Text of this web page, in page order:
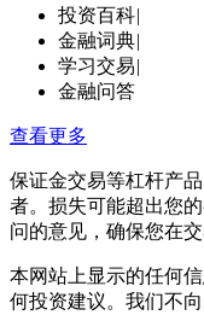
投资百科|
金融词典|
学习交易|
金融问答
查看更多
保证金交易等杠杆产
者。损失可能超出您
问的意见，确保您在
本网站上显示的任何
何投资建议。我们不